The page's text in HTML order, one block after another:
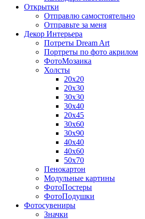
Открытки
Отправлю самостоятельно
Отправьте за меня
Декор Интерьера
Потреты Dream Art
Портреты по фото акрилом
ФотоМозаика
Холсты
20х20
20х30
30х30
30х40
20х45
30х60
30х90
40х40
40х60
50х70
Пенокартон
Модульные картины
ФотоПостеры
ФотоПодушки
Фотоcувениры
Значки